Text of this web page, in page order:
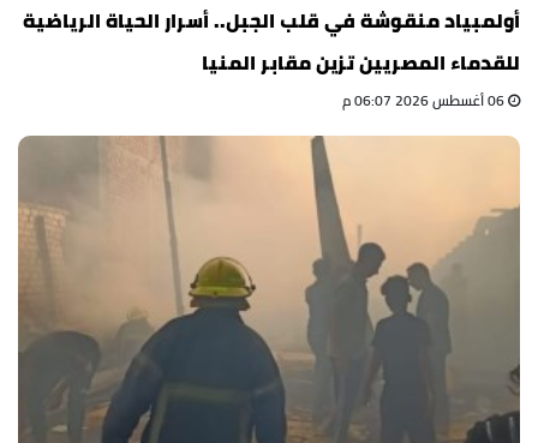
أولمبياد منقوشة في قلب الجبل.. أسرار الحياة الرياضية
للقدماء المصريين تزين مقابر المنيا